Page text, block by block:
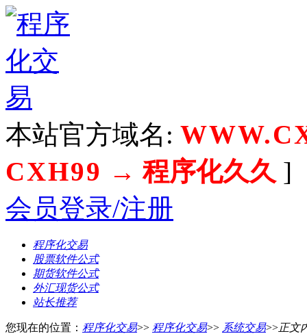
本站官方域名:
CXH99 → 程序化久久 ]
会员登录/注册
程序化交易
股票软件公式
期货软件公式
外汇现货公式
站长推荐
您现在的位置： 程序化交易>> 程序化交易>> 系统交易>>正文